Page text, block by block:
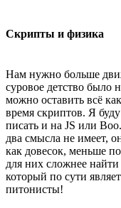
Скрипты и физика
Нам нужно больше
суровое детство
можно оставить всё
время скриптов. Я
писать и на JS или
два смысла не имеет,
как довесок, меньше
для них сложнее
который по сути
питонисты!